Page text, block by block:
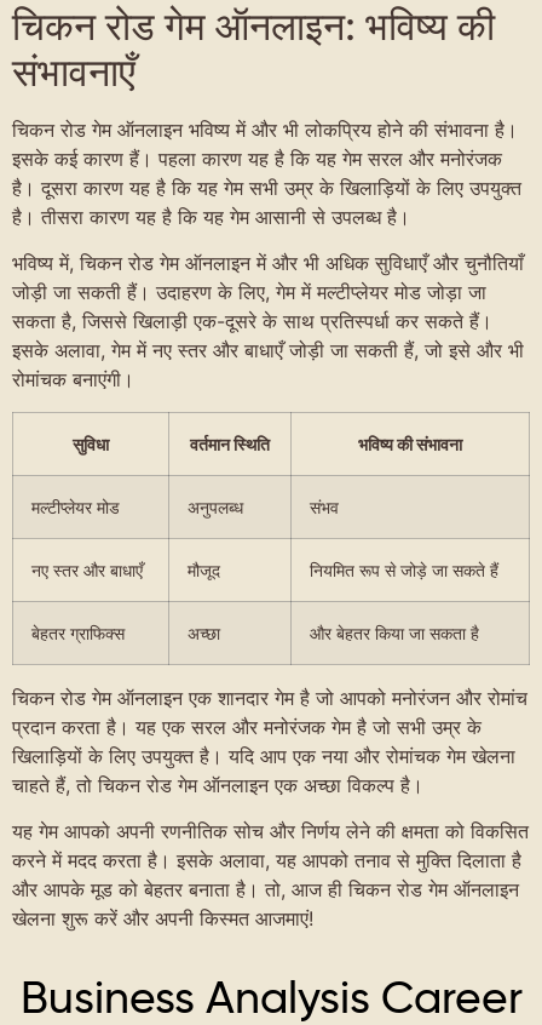
चिकन रोड गेम ऑनलाइन: भविष्य की
संभावनाएँ
चिकन रोड गेम ऑनलाइन भविष्य में और भी लोकप्रिय होने की संभावना है।
इसके कई कारण हैं। पहला कारण यह है कि यह गेम सरल और मनोरंजक
है। दूसरा कारण यह है कि यह गेम सभी उम्र के खिलाड़ियों के लिए उपयुक्त
है। तीसरा कारण यह है कि यह गेम आसानी से उपलब्ध है।
भविष्य में, चिकन रोड गेम ऑनलाइन में और भी अधिक सुविधाएँ और चुनौतियाँ
जोड़ी जा सकती हैं। उदाहरण के लिए, गेम में मल्टीप्लेयर मोड जोड़ा जा
सकता है, जिससे खिलाड़ी एक-दूसरे के साथ प्रतिस्पर्धा कर सकते हैं।
इसके अलावा, गेम में नए स्तर और बाधाएँ जोड़ी जा सकती हैं, जो इसे और भी
रोमांचक बनाएंगी।
सुविधा वर्तमान स्थिति भविष्य की संभावना
मल्टीप्लेयर मोड अनुपलब्ध संभव
नए स्तर और बाधाएँ मौजूद नियमित रूप से जोड़े जा सकते हैं
बेहतर ग्राफिक्स अच्छा और बेहतर किया जा सकता है
चिकन रोड गेम ऑनलाइन एक शानदार गेम है जो आपको मनोरंजन और रोमांच
प्रदान करता है। यह एक सरल और मनोरंजक गेम है जो सभी उम्र के
खिलाड़ियों के लिए उपयुक्त है। यदि आप एक नया और रोमांचक गेम खेलना
चाहते हैं, तो चिकन रोड गेम ऑनलाइन एक अच्छा विकल्प है।
यह गेम आपको अपनी रणनीतिक सोच और निर्णय लेने की क्षमता को विकसित
करने में मदद करता है। इसके अलावा, यह आपको तनाव से मुक्ति दिलाता है
और आपके मूड को बेहतर बनाता है। तो, आज ही चिकन रोड गेम ऑनलाइन
खेलना शुरू करें और अपनी किस्मत आजमाएं!
Business Analysis Career